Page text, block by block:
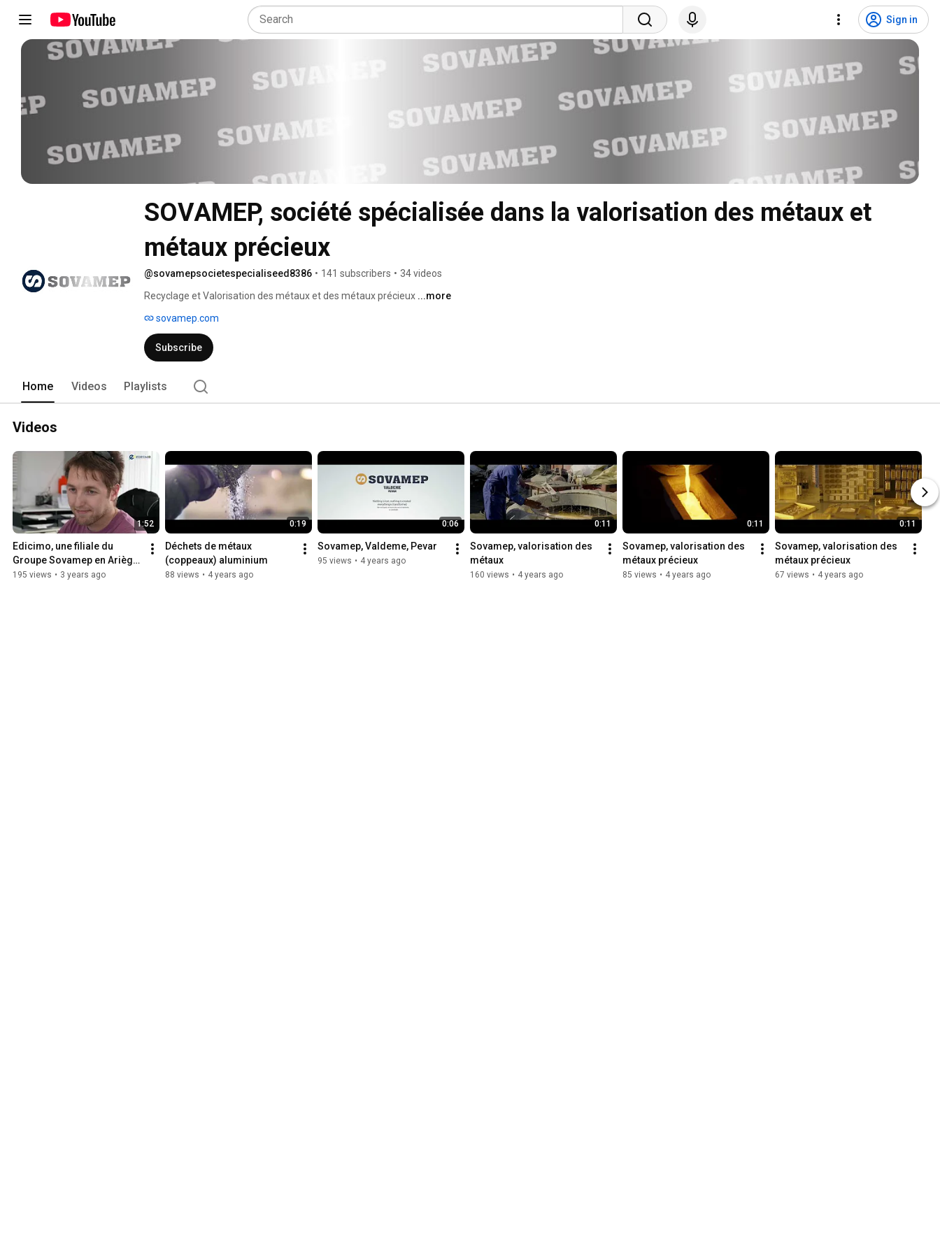
Sign in
SOVAMEP, société spécialisée dans la valorisation des métaux et
métaux précieux
@sovamepsocietespecialiseed8386 • 141 subscribers • 34 videos
Recyclage et Valorisation des métaux et des métaux précieux ...more
sovamep.com
Subscribe
Home Videos Playlists
Videos
1:52
Edicimo, une filiale du
Groupe Sovamep en Ariège,
à Varilhes
195 views • 3 years ago
0:19
Déchets de métaux
(coppeaux) aluminium
88 views • 4 years ago
0:06
Sovamep, Valdeme, Pevar
95 views • 4 years ago
0:11
Sovamep, valorisation des
métaux
160 views • 4 years ago
0:11
Sovamep, valorisation des
métaux précieux
85 views • 4 years ago
0:11
Sovamep, valorisation des
métaux précieux
67 views • 4 years ago